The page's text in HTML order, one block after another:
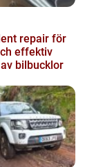
repair för
effektiv
bilbucklor